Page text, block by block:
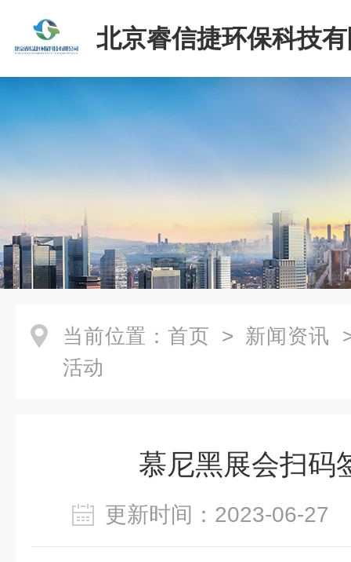
北京睿信捷环保科技
当前位置： 首页 > 新闻资讯
活动
慕尼黑展会扫码
更新时间：2023-06-